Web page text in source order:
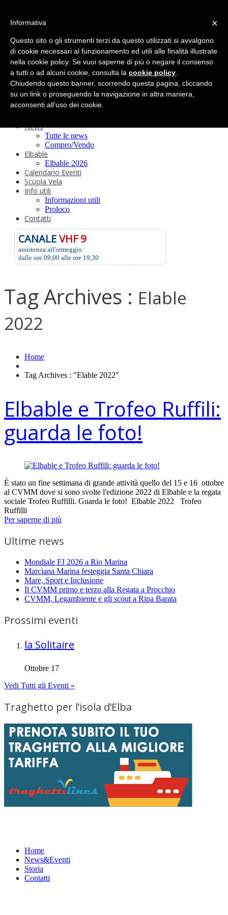
Circolo
Statuto e
Regolamenti
Storia
Ormeggi
Sede e Servizi
Attività
Safeguarding
News
Tutte le news
Compro/Vendo
Elbable
Elbable 2026
Calendario Eventi
Scuola Vela
Info utili
Informazioni utili
Proloco
Contatti
CANALEVHF 9
assistenza all'ormeggio:
dalle ore 09,00 alle ore 19,30
Tag Archives : Elable
2022
Home
Tag Archives : "Elable 2022"
Elbable e Trofeo Ruffili:
guarda le foto!
È stato un fine settimana di grande attività quello del 15 e 16 ottobre
al CVMM dove si sono svolte l'edizione 2022 di Elbable e la regata
sociale Trofeo Ruffilli. Guarda le foto! Elbable 2022 Trofeo
Ruffilli
Per saperne di più
Ultime news
Mondiale FJ 2026 a Rio Marina
Marciana Marina festeggia Santa Chiara
Mare, Sport e Inclusione
Il CVMM primo e terzo alla Regata a Procchio
CVMM, Legambiente e gli scout a Ripa Barata
Prossimi eventi
la Solitaire
Ottobre 17
Vedi Tutti gli Eventi »
Traghetto per l’isola d’Elba
Home
News&Eventi
Storia
Contatti
×
Informativa
Questo sito o gli strumenti terzi da questo utilizzati si avvalgono
di cookie necessari al funzionamento ed utili alle finalità illustrate
nella cookie policy. Se vuoi saperne di più o negare il consenso
a tutti o ad alcuni cookie, consulta la cookie policy
Chiudendo questo banner, scorrendo questa pagina, cliccando
su un link o proseguendo la navigazione in altra maniera,
acconsenti all’uso dei cookie.